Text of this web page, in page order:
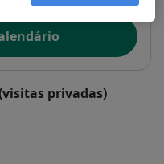
privadas)